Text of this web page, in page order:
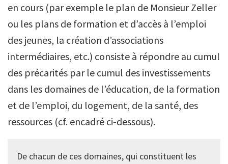
en cours (par exemple le plan de Monsieur Zeller
ou les plans de formation et d’accès à l’emploi
des jeunes, la création d’associations
intermédiaires, etc.) consiste à répondre au cumul
des précarités par le cumul des investissements
dans les domaines de l’éducation, de la formation
et de l’emploi, du logement, de la santé, des
ressources (cf. encadré ci-dessous).
De chacun de ces domaines, qui constituent les